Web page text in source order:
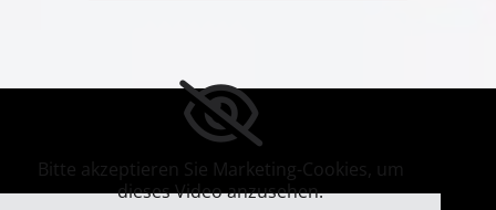
Bitte akzeptieren Sie Marketing-Cookies, um
dieses Video anzusehen.